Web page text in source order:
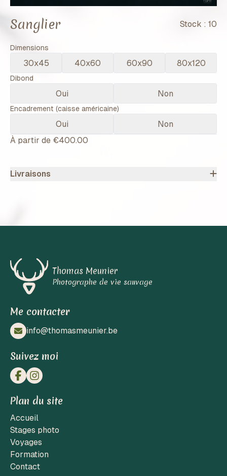
Sanglier Stock : 10
Dimensions
30x45 40x60 60x90 80x120
Dibond
Oui Non
Encadrement (caisse américaine)
Oui
Non
À partir de €400.00
Livraisons
Thomas Meunier
Photographe de vie sauvage
Me contacter
info@thomasmeunier.be
Suivez moi
Plan du site
Accueil
Stages photo
Voyages
Formation
Contact